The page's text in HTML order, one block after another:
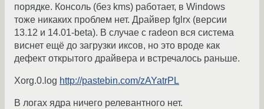
порядке. Консоль (без kms) работает, в Windows
тоже никаких проблем нет. Драйвер fglrx (версии
13.12 и 14.01-beta). В случае с radeon вся система
виснет ещё до загрузки иксов, но это вроде как
дефект открытого драйвера и встречалось раньше.
Xorg.0.log http://pastebin.com/zAYatrPL
В логах ядра ничего релевантного нет.